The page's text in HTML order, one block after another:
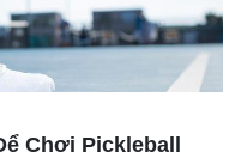
Chơi Pickleball